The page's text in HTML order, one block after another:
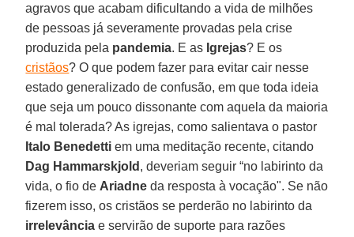
agravos que acabam dificultando a vida de milhões
de pessoas já severamente provadas pela crise
produzida pela pandemia. E as Igrejas? E os
cristãos? O que podem fazer para evitar cair nesse
estado generalizado de confusão, em que toda ideia
que seja um pouco dissonante com aquela da maioria
é mal tolerada? As igrejas, como salientava o pastor
Italo Benedetti em uma meditação recente, citando
Dag Hammarskjold , deveriam seguir “no labirinto da
vida, o fio de Ariadne da resposta à vocação". Se não
fizerem isso, os cristãos se perderão no labirinto da
irrelevância e servirão de suporte para razões